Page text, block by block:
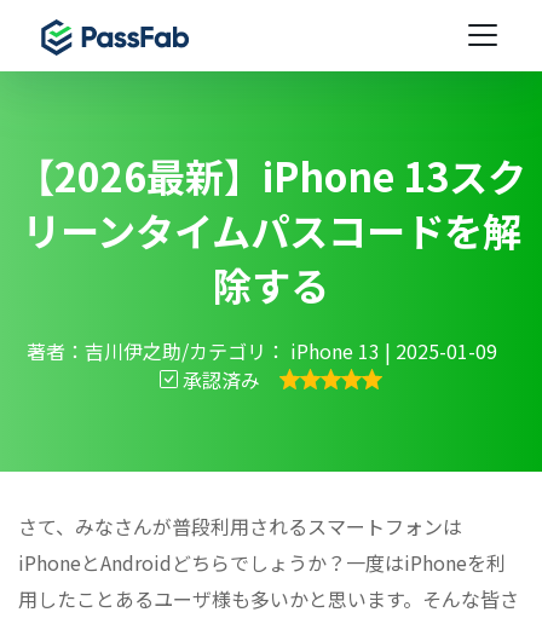
【2026最新】iPhone 13スク
リーンタイムパスコードを解
除する
著者：吉川伊之助/カテゴリ： iPhone 13 | 2025-01-09
承認済み
さて、みなさんが普段利用されるスマートフォンは
iPhoneとAndroidどちらでしょうか？一度はiPhoneを利
用したことあるユーザ様も多いかと思います。そんな皆さ